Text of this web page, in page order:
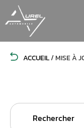
ACCUEIL/MISE À
Search